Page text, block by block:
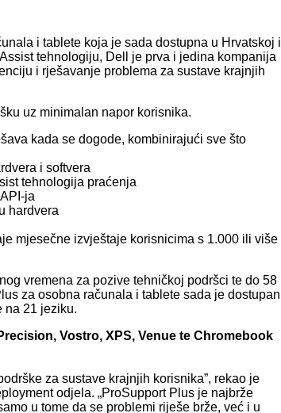
i tablete koja je sada dostupna u Hrvatskoj i
tehnologiju, Dell je prva i jedina kompanija
i rješavanje problema za sustave krajnjih
uz minimalan napor korisnika.
kada se dogode, kombinirajući sve što
i softvera
tehnologija praćenja
ja
hardvera
mjesečne izvještaje korisnicima s 1.000 ili više
vremena za pozive tehničkoj podršci te do 58
za osobna računala i tablete sada je dostupan
na 21 jeziku.
Vostro, XPS, Venue te Chromebook
za sustave krajnjih korisnika”, rekao je
odjela. „ProSupport Plus je najbrže
u tome da se problemi riješe brže, već i u